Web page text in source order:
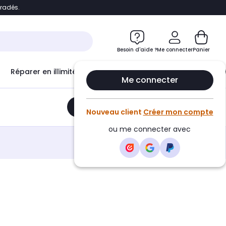
Accéder directement au chatbot
Besoin d'aide ?Me connecter
Me connecter
Nouveau client Créer mon compte
ou me connecter avec
Panier
Réparer en illimité avec Le Club Infinity
Ajouter au panier